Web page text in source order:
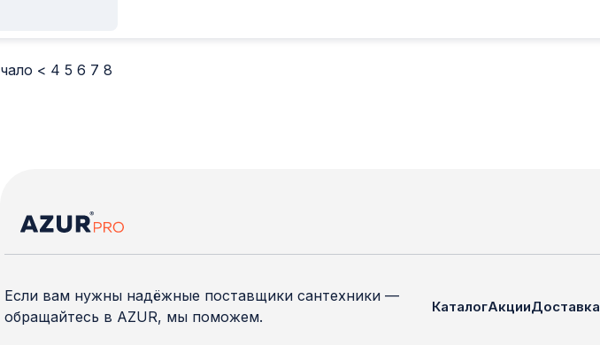
< 4 5 6 7 8
Если вам нужны надёжные поставщики сантехники —
обращайтесь в AZUR, мы поможем.
КаталогАкцииДоставка